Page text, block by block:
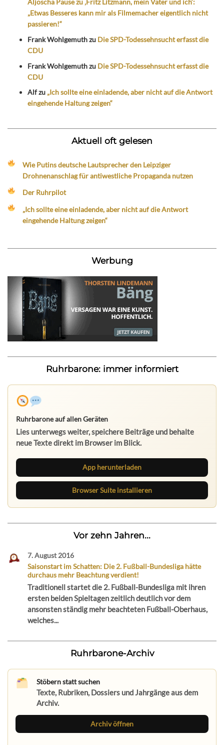
Aljoscha Pause zu ‚Fritz Litzmann, mein Vater und ich‘:
„Etwas Besseres kann mir als Filmemacher eigentlich nicht
passieren!“
Frank Wohlgemuthzu Die SPD-Todessehnsucht erfasst die
CDU
Frank Wohlgemuthzu Die SPD-Todessehnsucht erfasst die
CDU
Alfzu „Ich sollte eine einladende, aber nicht auf die Antwort
eingehende Haltung zeigen“
Aktuell oft gelesen
Wie Putins deutsche Lautsprecher den Leipziger
Drohnenanschlag für antiwestliche Propaganda nutzen
Der Ruhrpilot
„Ich sollte eine einladende, aber nicht auf die Antwort
eingehende Haltung zeigen“
Werbung
Ruhrbarone: immer informiert
Ruhrbarone auf allen Geräten
Lies unterwegs weiter, speichere Beiträge und behalte
neue Texte direkt im Browser im Blick.
App herunterladen
Browser Suite installieren
Vor zehn Jahren...
7. August 2016
Saisonstart im Schatten: Die 2. Fußball-Bundesliga hätte
durchaus mehr Beachtung verdient!
Traditionell startet die 2. Fußball-Bundesliga mit ihren
ersten beiden Spieltagen zeitlich deutlich vor dem
ansonsten ständig mehr beachteten Fußball-Oberhaus,
welches...
Ruhrbarone-Archiv
Stöbern statt suchen
Texte, Rubriken, Dossiers und Jahrgänge aus dem
Archiv.
Archiv öffnen